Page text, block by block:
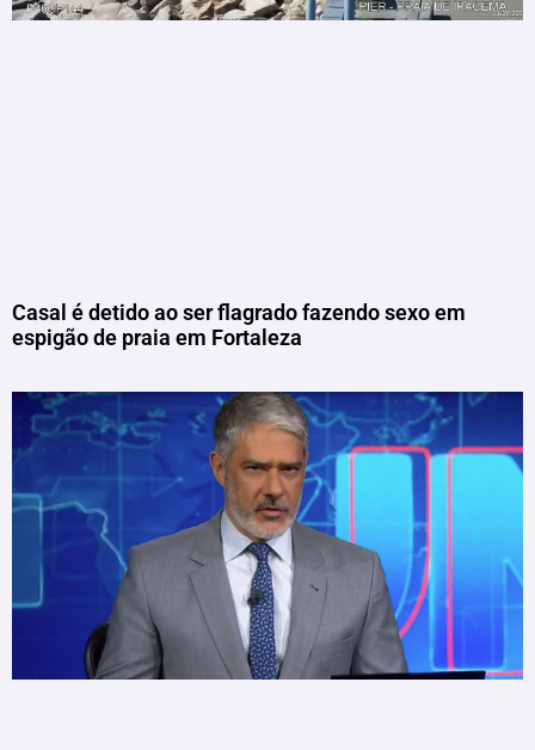
Casal é detido ao ser flagrado fazendo sexo em
espigão de praia em Fortaleza